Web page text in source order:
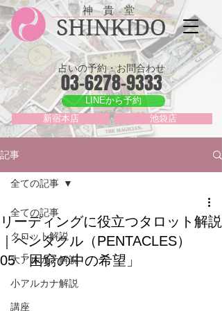
神 貴 堂
SHINKIDO
占いの予約・お問合わせ
03-6278-9333
LINEから予約
新宿本店 池袋店
記事
全ての記事
タロット解説
大アルカナ解説
小アルカナ解説
講座
全ての記事
リーディングに役立つタロット解説
｜ペンタクル（PENTACLES）
05「困窮の中の希望」